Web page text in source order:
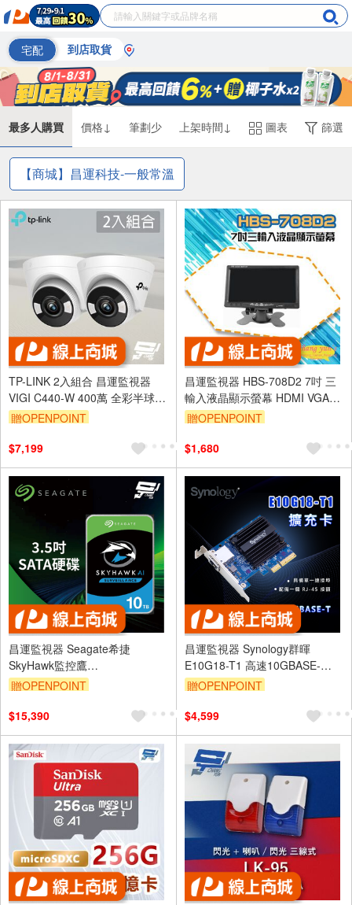
宅配 到店取貨
最多人購買 價格↓ 筆劃少 上架時間↓ 圖表 篩選
【商城】昌運科技-一般常溫
TP-LINK 2入組合 昌運監視器
VIGI C440-W 400萬 全彩半球網
路攝影機 PoE網路監控攝影機
贈OPENPOINT
$7,199
昌運監視器 HBS-708D2 7吋 三
輸入液晶顯示螢幕 HDMI VGA
AV
贈OPENPOINT
$1,680
昌運監視器 Seagate希捷
SkyHawk監控鷹
(ST10000VE001) 10TB 3.5吋監
贈OPENPOINT
$15,390
昌運監視器 Synology群暉
E10G18-T1 高速10GBASE-
T/NBASE-T 擴充卡 乙太網路卡
贈OPENPOINT
$4,599